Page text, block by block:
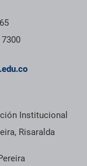
Institucional
Risaralda